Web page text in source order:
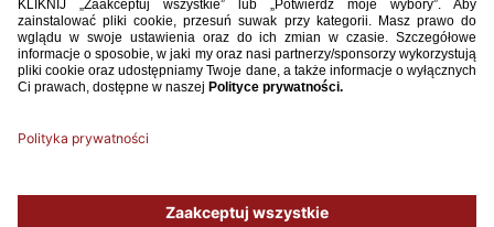
KONFERENCJA MEDYCZNO-SPORTOWA PZPN
Zespół Medyczny PZPN informuje, że tegoroczna Konferencja Medyczno-
Sportowa PZPN odbędzie się w 17 grudnia 2025 roku (środa) w hotelu
Mercure Warszawa Centrum (ul. Złota 48/54, 00-120 Warszawa).